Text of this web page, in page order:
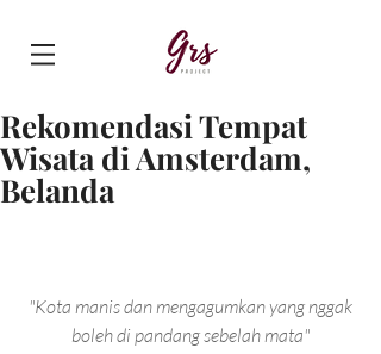
Rekomendasi Tempat
Wisata di Amsterdam,
Belanda
"Kota manis dan mengagumkan yang nggak
boleh di pandang sebelah mata"